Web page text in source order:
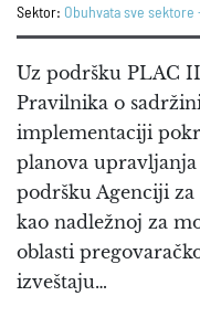
Sektor: Obuhvata sve
Uz podršku PLAC
Pravilnika o
implementaciji
planova
podršku Agenciji za
kao nadležnoj za
oblasti
izveštaju…